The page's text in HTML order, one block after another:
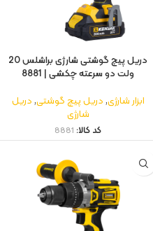
دریل پیچ‌ گوشتی شارژی براشلس 20
ولت دو سرعته چکشی | 8881
ابزار شارژی,دریل پیچ گوشتی,دریل
شارژی
کد کالا: 8881